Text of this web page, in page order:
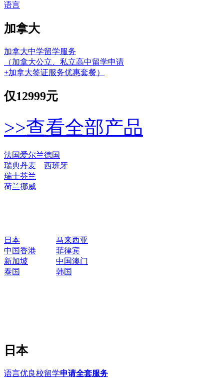
语言
加拿大
加拿大中学留学服务
（加拿大公立、私立高中留学申请
+加拿大签证服务优惠套餐）
仅12999元
>>查看全部产品
法国爱尔兰德国
瑞典丹麦
西班牙
瑞士芬兰
荷兰挪威
日本
马来西亚
中国香港
菲律宾
新加坡
中国澳门
泰国
韩国
日本
语言优良校留学申请全套服务